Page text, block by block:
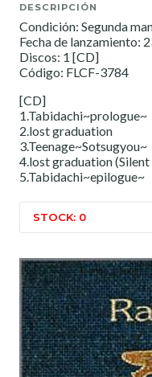
DESCRIPCIÓN
Condición: Segunda
Fecha de lanzamiento:
Discos: 1 [CD]
Código: FLCF-3784
[CD]
1.Tabidachi~prologue~
2.lost graduation
3.Teenage~Sotsugyou~
4.lost graduation (Silent
5.Tabidachi~epilogue~
STOCK: 0